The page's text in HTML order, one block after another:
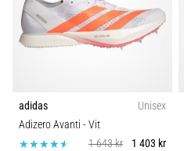
adidas
Unisex
Adizero Avanti - Vit
1 643 kr
1 403 kr